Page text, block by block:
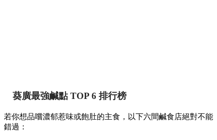
葵廣最強鹹點 TOP 6 排行榜
若你想品嚐濃郁惹味或飽肚的主食，以下六間鹹食店絕對不能
錯過：